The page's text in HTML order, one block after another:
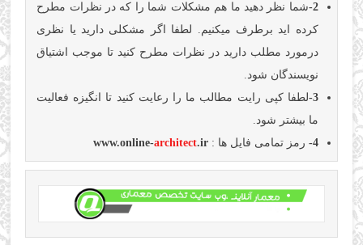
2- شما نظر دهید ما هم مشکلات شما را که در نظرات مطرح
کرده اید برطرف میکنیم. لطفا اگر مشکلی دارید یا نظری
درمورد مطلب دارید در نظرات مطرح کنید تا موجب اشتیاق
نویسندگان شود.
3- لطفا کپی رایت مطالب ما را رعایت کنید تا انگیزه فعالیت
ما بیشتر شود.
4-
رمز تمامی فایل ها : www.online-architect.ir